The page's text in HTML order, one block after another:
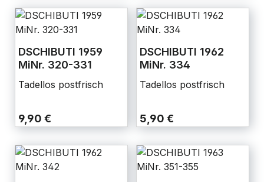
DSCHIBUTI 1959
MiNr. 320-331
Tadellos postfrisch
9,90 €
DSCHIBUTI 1962
MiNr. 334
Tadellos postfrisch
5,90 €